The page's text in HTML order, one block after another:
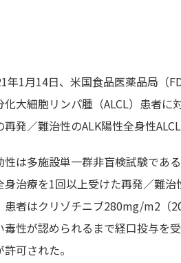
年1月14日、米国食品医薬品局（
化大細胞リンパ腫（ALCL）患者に
再発／難治性のALK陽性全身性ALCL
性は多施設単一群非盲検試験である
身治療を1回以上受けた再発／難治
患者はクリゾチニブ280mg/m2 （
毒性が認められるまで経口投与を
可された。